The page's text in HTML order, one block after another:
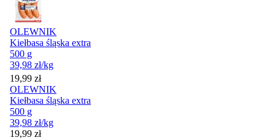
OLEWNIK
Kiełbasa śląska extra
500 g
39,98 zł/kg
Cena
19,99 zł
OLEWNIK
Kiełbasa śląska extra
500 g
39,98 zł/kg
Cena
19,99 zł